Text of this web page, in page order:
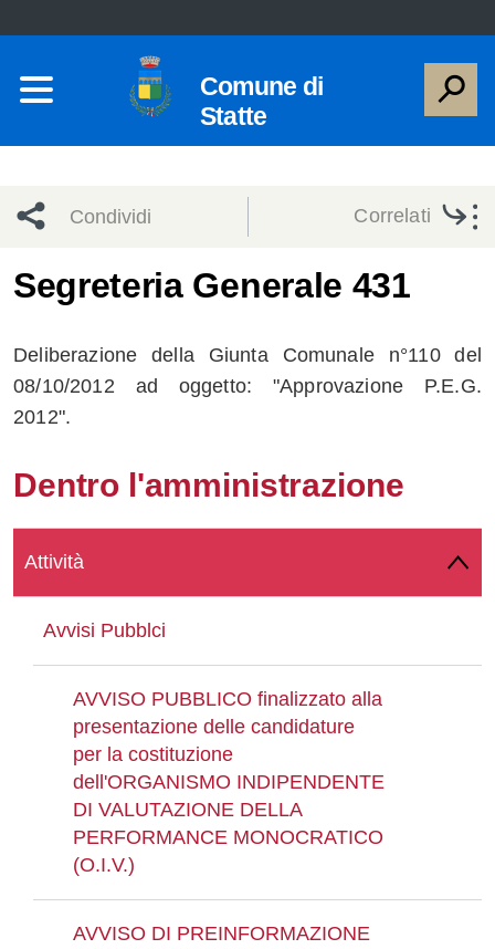
Comune di
Statte
Condividi
network
Condividi
Condividi
Facebook
su
Condividi
Facebook
su
Whatsapp
Correlati
Segreteria Generale 431
Deliberazione della Giunta Comunale n°110 del
08/10/2012 ad oggetto: "Approvazione P.E.G.
2012".
Dentro l'amministrazione
Attività
Avvisi Pubblci
AVVISO PUBBLICO finalizzato alla
presentazione delle candidature
per la costituzione
dell'ORGANISMO INDIPENDENTE
DI VALUTAZIONE DELLA
PERFORMANCE MONOCRATICO
(O.I.V.)
AVVISO DI PREINFORMAZIONE